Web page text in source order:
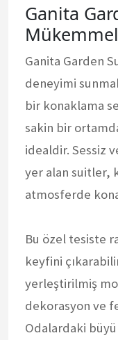
Ganita
Ganita Garden
deneyimi
bir konaklama
sakin bir
idealdir. Sessiz
yer alan suitler,
atmosferde
Bu özel tesiste
keyfini
yerleştirilmiş
dekorasyon ve
Odalardaki